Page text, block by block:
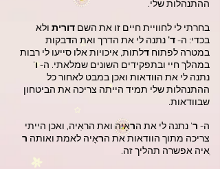
ההתנהלות שלי.
בחרתי לי לחוויית חיים זו את השם דורית ולא
בכדי: ה-ד' נתנה לי את הדרך ואת הדבקות
במטרה לפתוח דלתות, איכויות אלו סייעו לי רבות
במהלך חיי ובתפקידים השונים שמלאתי. ה-ו'
נתנה לי את הוודאות ואכן במבט לאחור כל
ההתנהלות שלי תמיד הייתה צריכה את הביטחון
שבוודאות.
ה- ר' נתנה לי את הראָיה ואת הראִיה, ואכן הייתי
צריכה מתוך הוודאות את הראָיה לאמת ואותה ר
ִאיה אפשרה תהליך זה.